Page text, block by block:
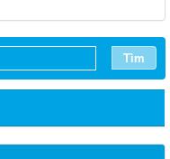
Tìm
công lập trên địa bàn
đến 6 tuổi
đầu tư công năm 2026